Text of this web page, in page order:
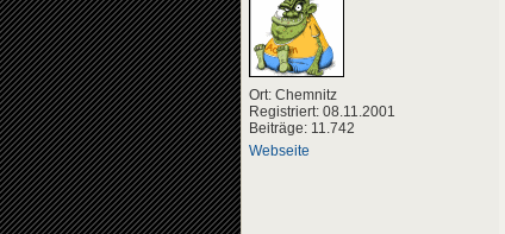
Ort: Chemnitz
Registriert: 08.11.2001
Beiträge: 11.742
Webseite